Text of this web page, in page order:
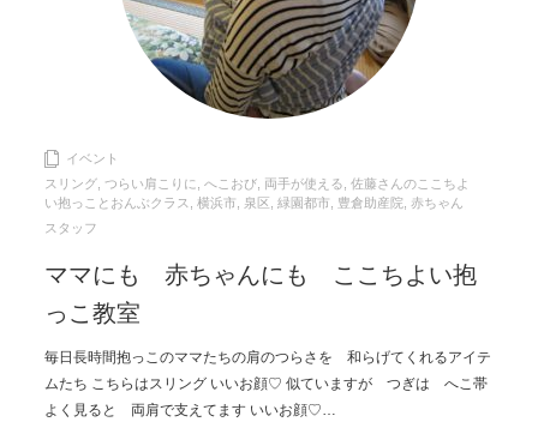
イベント
スリング つらい肩こりに ,へこおび 両手が使える ,佐藤さんのここちよ
い抱っことおんぶクラス
,横浜市 泉区 ,緑園都市 豊倉助産院 ,赤ちゃん
スタッフ
ママにも 赤ちゃんにも ここちよい抱
っこ教室
毎日長時間抱っこのママたちの肩のつらさを 和らげてくれるアイテ
ムたち こちらはスリング いいお顔♡ 似ていますが つぎは へこ帯
よく見ると 両肩で支えてます いいお顔♡…